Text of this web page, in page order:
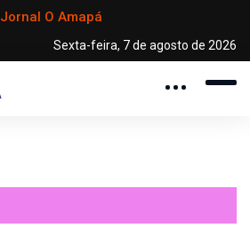
Jornal O Amapá
Sexta-feira, 7 de agosto de 2026